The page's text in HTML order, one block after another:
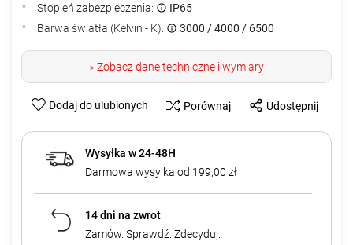
Stopień zabezpieczenia:
IP65
Barwa światła (Kelvin - K):
3000 / 4000 / 6500
>Zobacz dane techniczne i wymiary
Dodaj do ulubionych Porównaj Udostępnij
Wysyłka w 24-48H
Darmowa wysylka od 199,00 zł
14 dni na zwrot
Zamów. Sprawdź. Zdecyduj.